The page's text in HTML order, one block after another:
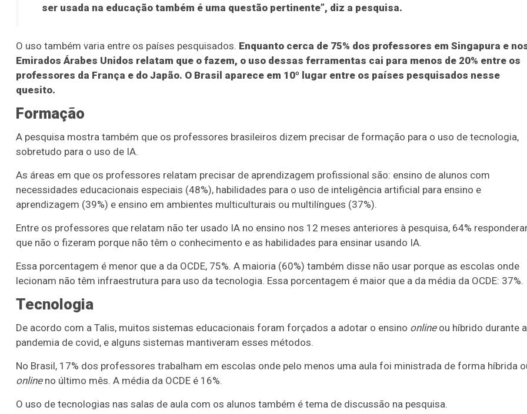
ser usada na educação também é uma questão pertinente”, diz a pesquisa.
O uso também varia entre os países pesquisados. Enquanto cerca de 75% dos professores em Singapura e
Emirados Árabes Unidos relatam que o fazem, o uso dessas ferramentas cai para menos de 20% entre os
professores da França e do Japão. O Brasil aparece em 10º lugar entre os países pesquisados nesse
quesito.
Formação
A pesquisa mostra também que os professores brasileiros dizem precisar de formação para o uso de tecnologia,
sobretudo para o uso de IA.
As áreas em que os professores relatam precisar de aprendizagem profissional são: ensino de alunos com
necessidades educacionais especiais (48%), habilidades para o uso de inteligência artificial para ensino e
aprendizagem (39%) e ensino em ambientes multiculturais ou multilíngues (37%).
Entre os professores que relatam não ter usado IA no ensino nos 12 meses anteriores à pesquisa, 64%
que não o fizeram porque não têm o conhecimento e as habilidades para ensinar usando IA.
Essa porcentagem é menor que a da OCDE, 75%. A maioria (60%) também disse não usar porque as escolas onde
lecionam não têm infraestrutura para uso da tecnologia. Essa porcentagem é maior que a da média da OCDE: 37%.
Tecnologia
De acordo com a Talis, muitos sistemas educacionais foram forçados a adotar o ensino onlineou híbrido durante a
pandemia de covid, e alguns sistemas mantiveram esses métodos.
No Brasil, 17% dos professores trabalham em escolas onde pelo menos uma aula foi ministrada de forma híbrida
onlineno último mês. A média da OCDE é 16%.
O uso de tecnologias nas salas de aula com os alunos também é tema de discussão na pesquisa.